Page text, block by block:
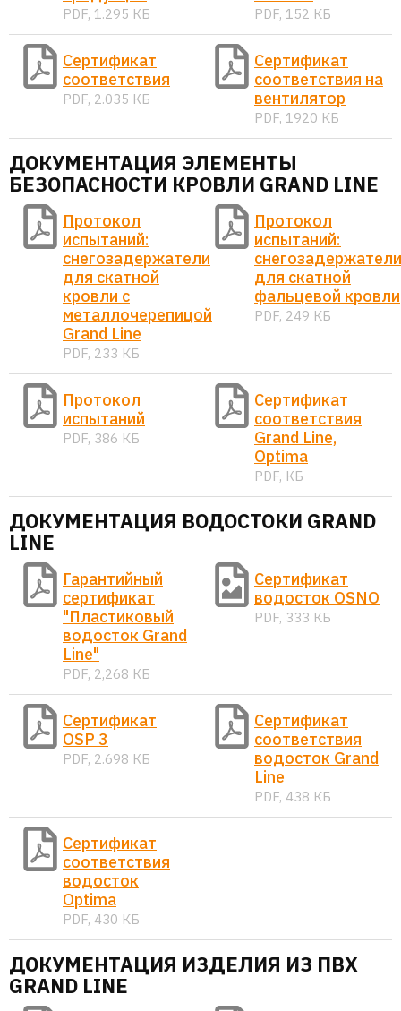
PDF, 1.295 КБ PDF, 152 КБ
Сертификат
соответствия
PDF, 2.035 КБ
Сертификат
соответствия на
вентилятор
PDF, 1920 КБ
ДОКУМЕНТАЦИЯ ЭЛЕМЕНТЫ
БЕЗОПАСНОСТИ КРОВЛИ GRAND LINE
Протокол
испытаний:
снегозадержатели
для скатной
кровли с
металлочерепицой
Grand Line
PDF, 233 КБ
Протокол
испытаний:
снегозадержатели
для скатной
фальцевой кровли
PDF, 249 КБ
Протокол
испытаний
PDF, 386 КБ
Сертификат
соответствия
Grand Line,
Optima
PDF, КБ
ДОКУМЕНТАЦИЯ ВОДОСТОКИ GRAND
LINE
Гарантийный
сертификат
"Пластиковый
водосток Grand
Line"
PDF, 2,268 КБ
Сертификат
водосток OSNO
PDF, 333 КБ
Сертификат
OSP 3
PDF, 2.698 КБ
Сертификат
соответствия
водосток Grand
Line
PDF, 438 КБ
Сертификат
соответствия
водосток
Optima
PDF, 430 КБ
ДОКУМЕНТАЦИЯ ИЗДЕЛИЯ ИЗ ПВХ
GRAND LINE